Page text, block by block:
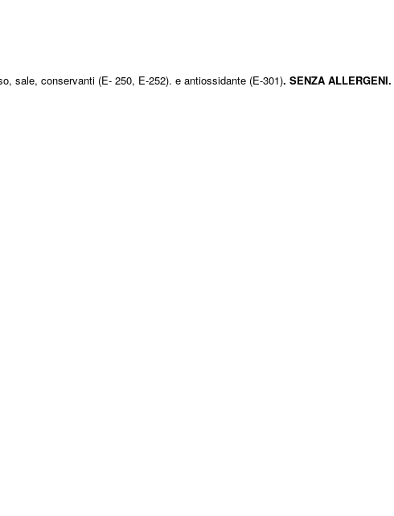
sale, conservanti (E- 250, E-252). e antiossidante (E-301). SENZA ALLERGENI.